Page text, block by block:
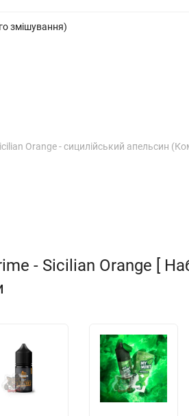
змішування)
Orange - сицилійський апельсин
- Sicilian Orange [